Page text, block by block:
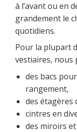
à l’avant ou en
grandement le
quotidiens.
Pour la plupart
vestiaires, nous
des bacs
rangement,
des étagères
cintres en
des miroirs